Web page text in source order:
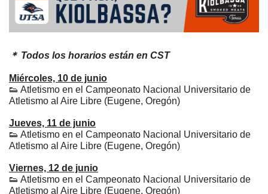
＊ Todos los horarios están en CST
Miércoles, 10 de junio
👟 Atletismo en el Campeonato Nacional Universitario de
Atletismo al Aire Libre (Eugene, Oregón)
Jueves, 11 de junio
👟 Atletismo en el Campeonato Nacional Universitario de
Atletismo al Aire Libre (Eugene, Oregón)
Viernes, 12 de junio
👟 Atletismo en el Campeonato Nacional Universitario de
Atletismo al Aire Libre (Eugene, Oregón)